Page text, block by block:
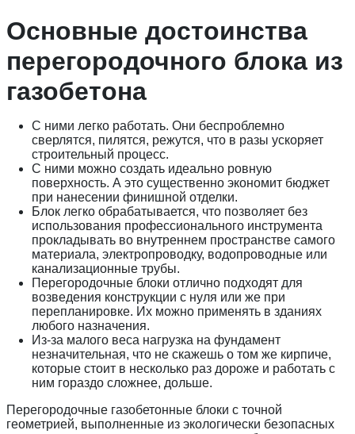
Основные достоинства
перегородочного блока из
газобетона
С ними легко работать. Они беспроблемно
сверлятся, пилятся, режутся, что в разы ускоряет
строительный процесс.
С ними можно создать идеально ровную
поверхность. А это существенно экономит бюджет
при нанесении финишной отделки.
Блок легко обрабатывается, что позволяет без
использования профессионального инструмента
прокладывать во внутреннем пространстве самого
материала, электропроводку, водопроводные или
канализационные трубы.
Перегородочные блоки отлично подходят для
возведения конструкции с нуля или же при
перепланировке. Их можно применять в зданиях
любого назначения.
Из-за малого веса нагрузка на фундамент
незначительная, что не скажешь о том же кирпиче,
которые стоит в несколько раз дороже и работать с
ним гораздо сложнее, дольше.
Перегородочные газобетонные блоки с точной
геометрией, выполненные из экологически безопасных